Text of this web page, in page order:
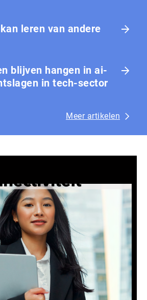
leren van andere
blijven hangen in ai-
in tech-sector
Meer artikelen